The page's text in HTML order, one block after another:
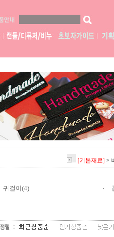
[기본재료] >
귀걸이(4)